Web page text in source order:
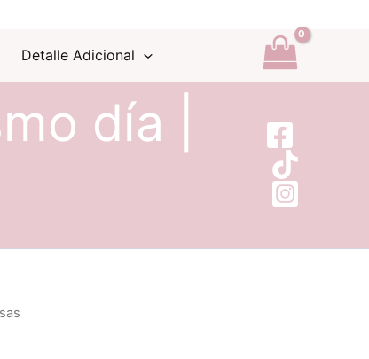
Detalle Adicional
día |